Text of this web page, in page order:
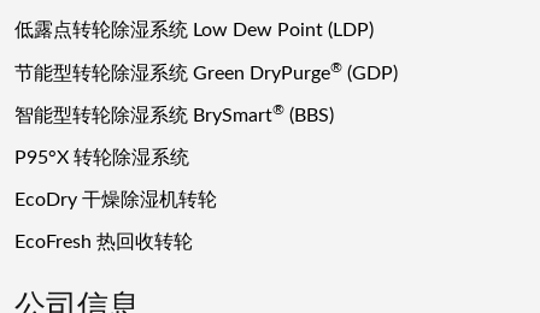
低露点转轮除湿系统 Low Dew Point (LDP)
节能型转轮除湿系统 Green DryPurge® (GDP)
智能型转轮除湿系统 BrySmart® (BBS)
P95°X 转轮除湿系统
EcoDry 干燥除湿机转轮
EcoFresh 热回收转轮
公司信息